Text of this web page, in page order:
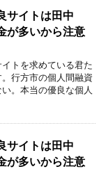
サイトは田中
が多いから注意
トを求めている君た
行方市の個人間融資
。本当の優良な個人
サイトは田中
が多いから注意